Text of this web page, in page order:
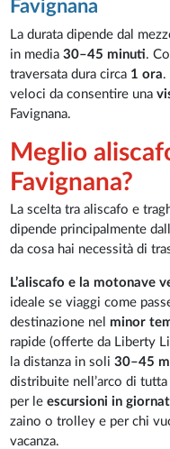
Favignana
La durata dipende dal
in media30–45 minuti.
traversata dura circa 1 ora.
veloci da consentire una
Favignana.
Meglio
Favignana?
La scelta tra aliscafo e
dipende principalmente
da cosa hai necessità di
L’aliscafo e la motonave
ideale se viaggi come
destinazione nel minor
rapide (offerte da Liberty
la distanza in soli30–45
distribuite nell’arco di
per leescursioni in
zaino o trolley e per chi
vacanza.